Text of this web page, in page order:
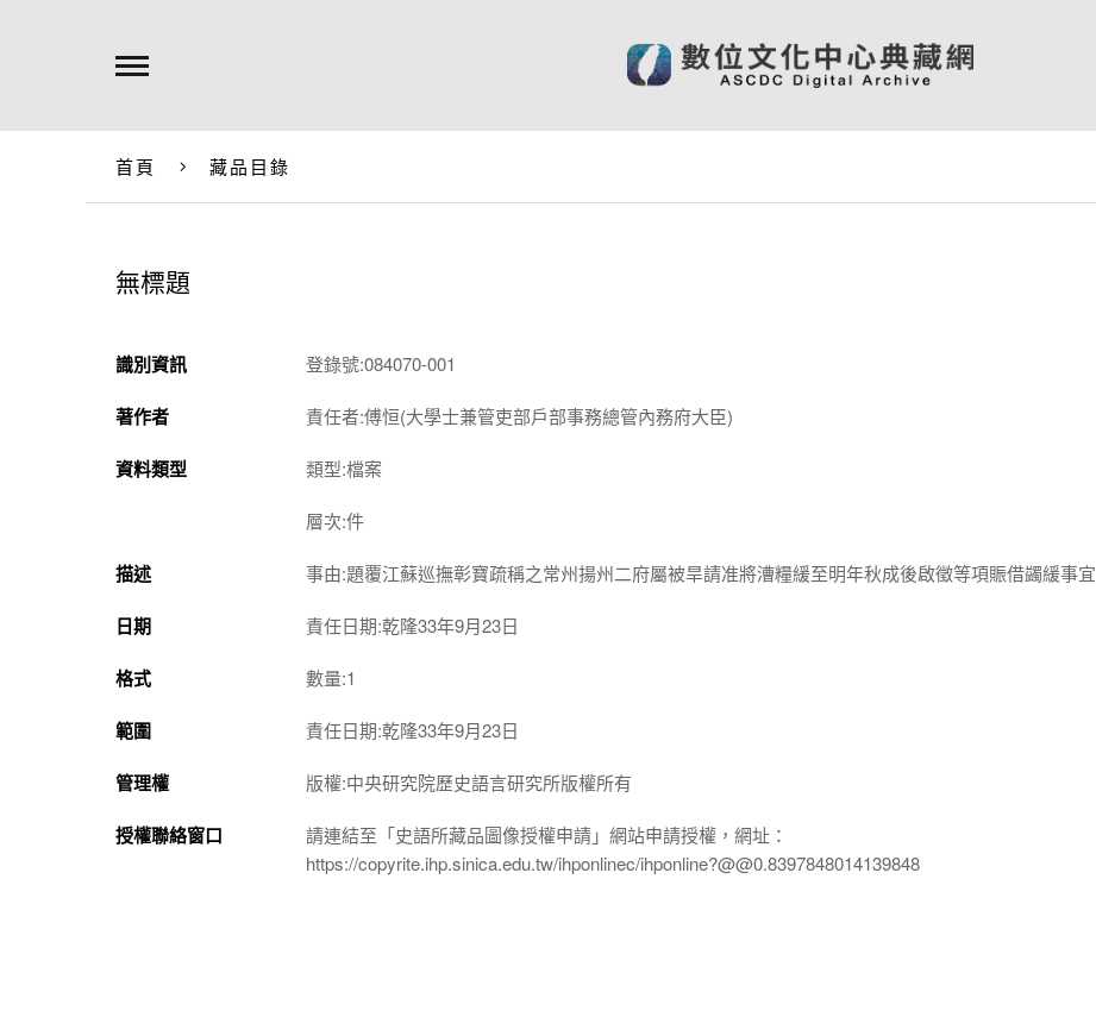
首頁 藏品目錄
無標題
識別資訊 登錄號:084070-001
著作者 責任者:傅恒(大學士兼管吏部戶部事務總管內務府大臣)
資料類型 類型:檔案
層次:件
描述 事由:題覆江蘇巡撫彰寶疏稱之常州揚州二府屬被旱請准將漕糧緩至明年秋成後啟徵等項賑借蠲緩事宜
日期 責任日期:乾隆33年9月23日
格式 數量:1
範圍 責任日期:乾隆33年9月23日
管理權 版權:中央研究院歷史語言研究所版權所有
授權聯絡窗口
請連結至「史語所藏品圖像授權申請」網站申請授權，網址：
https://copyrite.ihp.sinica.edu.tw/ihponlinec/ihponline?@@0.8397848014139848